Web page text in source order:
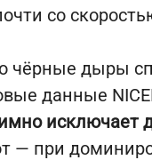
со
чёрные дыры
данные
исключает
— при